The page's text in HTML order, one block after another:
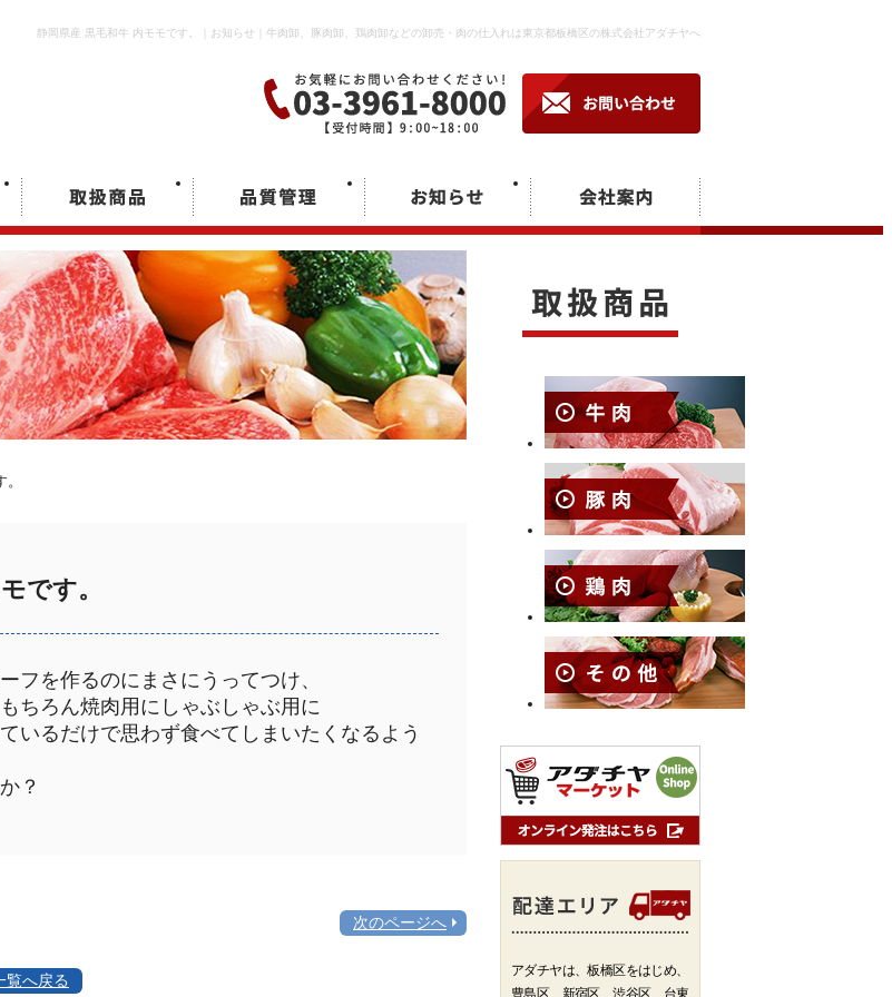
静岡県産 黒毛和牛 内モモです。｜お知らせ｜牛肉卸、豚肉卸、鶏肉卸などの卸売・肉の仕入れは東京都板橋区の株式会社アダチヤへ
です。
フを作るのにまさにうってつけ、
ちろん焼肉用にしゃぶしゃぶ用に
いるだけで思わず食べてしまいたくなるよう
？
次のページへ
覧へ戻る
アダチヤは、板橋区をはじめ、
豊島区、新宿区、渋谷区、台東